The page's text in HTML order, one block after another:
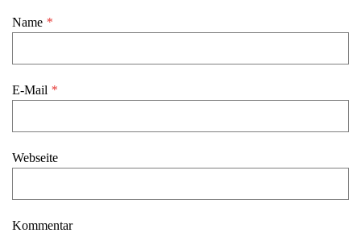
Name *
E-Mail *
Webseite
Kommentar